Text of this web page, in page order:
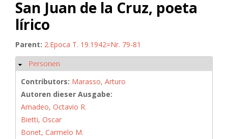
San Juan de la Cruz, poeta
lírico
Parent: 2.Epoca T. 19.1942=Nr. 79-81
Hide
Personen
Contributors: Marasso, Arturo
Autoren dieser Ausgabe:
Amadeo, Octavio R.
Bietti, Oscar
Bonet, Carmelo M.